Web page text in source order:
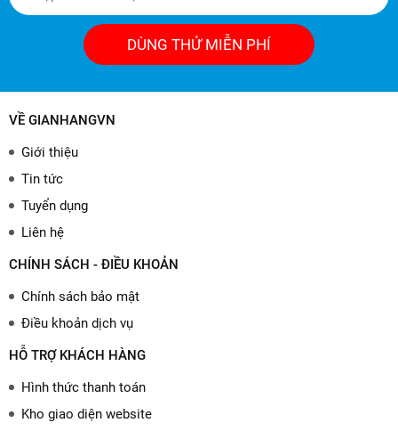
DÙNG THỬ MIỄN PHÍ
VỀ GIANHANGVN
Giới thiệu
Tin tức
Tuyển dụng
Liên hệ
CHÍNH SÁCH - ĐIỀU KHOẢN
Chính sách bảo mật
Điều khoản dịch vụ
HỖ TRỢ KHÁCH HÀNG
Hình thức thanh toán
Kho giao diện website